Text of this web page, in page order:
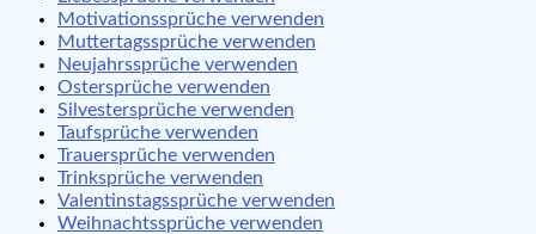
Motivationssprüche verwenden
Muttertagssprüche verwenden
Neujahrssprüche verwenden
Ostersprüche verwenden
Silvestersprüche verwenden
Taufsprüche verwenden
Trauersprüche verwenden
Trinksprüche verwenden
Valentinstagssprüche verwenden
Weihnachtssprüche verwenden